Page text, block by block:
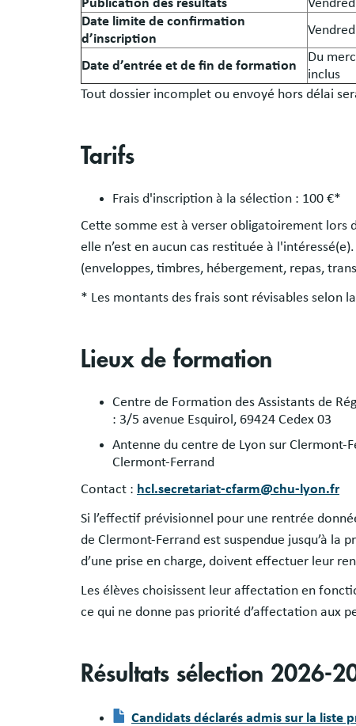
Publication des résultats
Date limite de confirmation
d’inscription
Date d’entrée et de fin de formation
Du
inclus
Tout dossier incomplet ou envoyé hors délai
Tarifs
Frais d'inscription à la sélection : 100 €*
Cette somme est à verser obligatoirement lors
elle n’est en aucun cas restituée à
(enveloppes, timbres, hébergement, repas,
* Les montants des frais sont révisables selon
Lieux de formation
Centre de Formation des Assistants de
: 3/5 avenue Esquirol, 69424 Cedex 03
Antenne du centre de Lyon sur Clermont-
Clermont-Ferrand
Contact : hcl.secretariat-cfarm@chu-lyon.fr
Si l’effectif prévisionnel pour une rentrée
de Clermont-Ferrand est suspendue jusqu’à la
d’une prise en charge, doivent effectuer leur
Les élèves choisissent leur affectation en
ce qui ne donne pas priorité d’affectation aux
Résultats sélection 2026-
Document
Candidats déclarés admis sur la liste